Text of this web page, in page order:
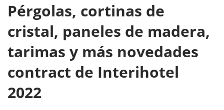
Pérgolas, cortinas de
cristal, paneles de madera,
tarimas y más novedades
contract de Interihotel
2022